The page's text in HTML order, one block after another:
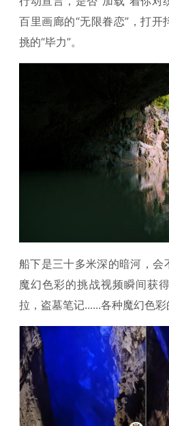
百里画廊的“无限眷恋”，打
挑的“毕力”。
船下是三十多米深的暗河，会
魔幻色彩的挑战视频瞬间获
拉，盗墓笔记......各种魔幻色彩